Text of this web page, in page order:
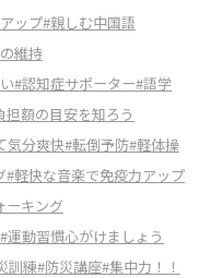
ップ#親しむ中国語
維持
#認知症サポーター#語学
担額の目安を知ろう
気分爽快#転倒予防#軽体操
#軽快な音楽で免疫力アップ
ーキング
#運動習慣心がけましょう
訓練#防災講座#集中力！！